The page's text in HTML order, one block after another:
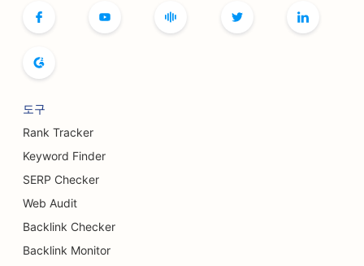
빵집용 SEO
유방 확대 서비스를 위한 SEO
뷔페 레스토랑을 위한 SEO
버거 트럭을 위한 SEO
케이크 가게를 위한 SEO
도구
Rank Tracker
Keyword Finder
SERP Checker
Web Audit
Backlink Checker
Backlink Monitor